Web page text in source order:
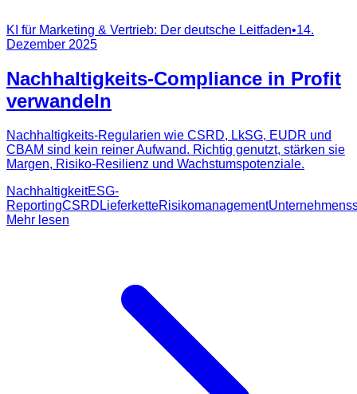
KI für Marketing & Vertrieb: Der deutsche Leitfaden•14.
Dezember 2025
Nachhaltigkeits-Compliance in Profit
verwandeln
Nachhaltigkeits-Regularien wie CSRD, LkSG, EUDR und
CBAM sind kein reiner Aufwand. Richtig genutzt, stärken sie
Margen, Risiko-Resilienz und Wachstumspotenziale.
NachhaltigkeitESG-
ReportingCSRD LieferketteRisikomanagement
Mehr lesen